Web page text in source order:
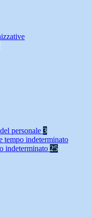
personale 3
tempo indeterminato
indeterminato 25